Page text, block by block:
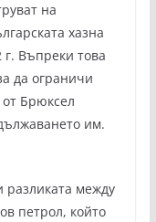
на
хазна
Въпреки това
да ограничи
от Брюксел
им.
разликата между
петрол, който